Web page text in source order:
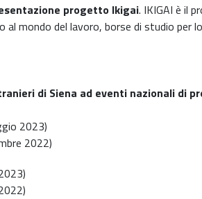
progetto Ikigai. IKIGAI è il
al mondo del lavoro, borse di studio
di Siena ad eventi nazionali di
2023)
2022)